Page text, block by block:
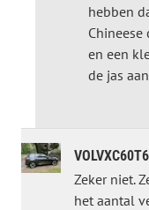
hebben
en een
de jas
VOLVXC60T6
Zeker niet.
het aantal